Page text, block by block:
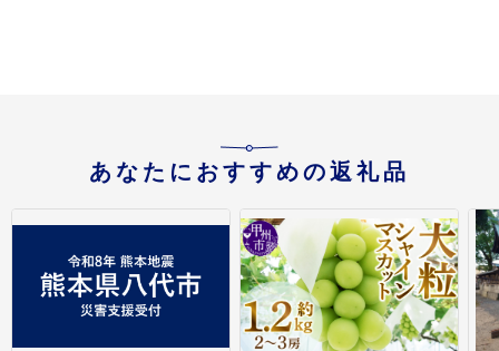
あなたにおすすめの返礼品